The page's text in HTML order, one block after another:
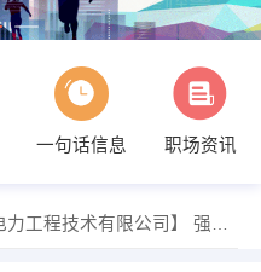
一句话信息 职场资讯
【成都欧源运维电力工程技术有限公司】 强势入驻